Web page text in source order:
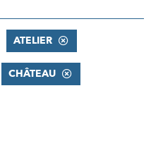
ATELIER
CHÂTEAU